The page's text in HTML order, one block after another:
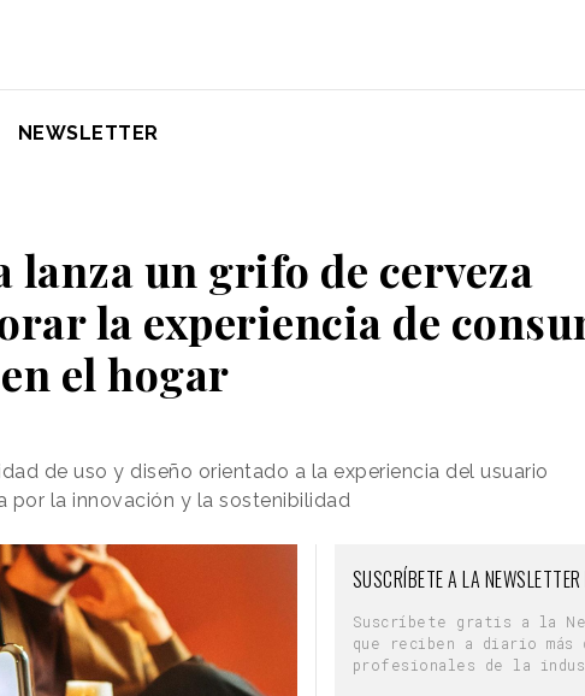
NEWSLETTER
lanza un grifo de cerveza
la experiencia de
en el hogar
de uso y diseño orientado a la experiencia del usuario
por la innovación y la sostenibilidad
SUSCRÍBETE A LA
Suscríbete gratis a la
que reciben a diario más
profesionales de la